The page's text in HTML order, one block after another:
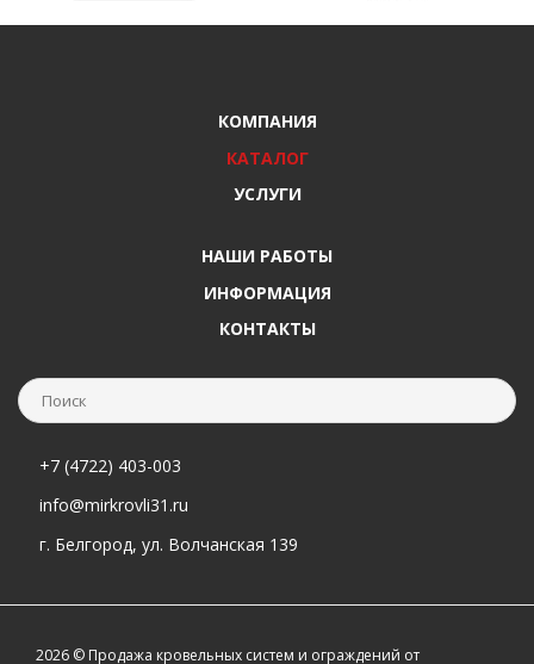
КОМПАНИЯ
КАТАЛОГ
УСЛУГИ
НАШИ РАБОТЫ
ИНФОРМАЦИЯ
КОНТАКТЫ
+7 (4722) 403-003
info@mirkrovli31.ru
г. Белгород, ул. Волчанская 139
2026 © Продажа кровельных систем и ограждений от